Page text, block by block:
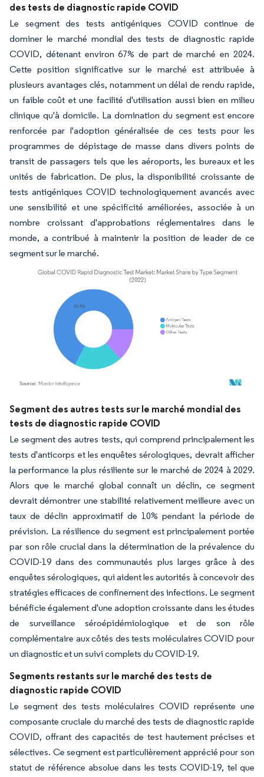
des tests de diagnostic rapide COVID
Le segment des tests antigéniques COVID continue de
dominer le marché mondial des tests de diagnostic rapide
COVID, détenant environ 67% de part de marché en 2024.
Cette position significative sur le marché est attribuée à
plusieurs avantages clés, notamment un délai de rendu rapide,
un faible coût et une facilité d'utilisation aussi bien en milieu
clinique qu'à domicile. La domination du segment est encore
renforcée par l'adoption généralisée de ces tests pour les
programmes de dépistage de masse dans divers points de
transit de passagers tels que les aéroports, les bureaux et les
unités de fabrication. De plus, la disponibilité croissante de
tests antigéniques COVID technologiquement avancés avec
une sensibilité et une spécificité améliorées, associée à un
nombre croissant d'approbations réglementaires dans le
monde, a contribué à maintenir la position de leader de ce
segment sur le marché.
Image © Mordor Intelligence. La réutilisation nécessite une attribution sous CC BY
Segment des autres tests sur le marché mondial des
tests de diagnostic rapide COVID
Le segment des autres tests, qui comprend principalement les
tests d'anticorps et les enquêtes sérologiques, devrait afficher
la performance la plus résiliente sur le marché de 2024 à 2029.
Alors que le marché global connaît un déclin, ce segment
devrait démontrer une stabilité relativement meilleure avec un
taux de déclin approximatif de 10% pendant la période de
prévision. La résilience du segment est principalement portée
par son rôle crucial dans la détermination de la prévalence du
COVID-19 dans des communautés plus larges grâce à des
enquêtes sérologiques, qui aident les autorités à concevoir des
stratégies efficaces de confinement des infections. Le segment
bénéficie également d'une adoption croissante dans les études
de surveillance séroépidémiologique et de son rôle
complémentaire aux côtés des tests moléculaires COVID pour
un diagnostic et un suivi complets du COVID-19.
Segments restants sur le marché des tests de
diagnostic rapide COVID
Le segment des tests moléculaires COVID représente une
composante cruciale du marché des tests de diagnostic rapide
COVID, offrant des capacités de test hautement précises et
sélectives. Ce segment est particulièrement apprécié pour son
statut de référence absolue dans les tests COVID-19, tel que